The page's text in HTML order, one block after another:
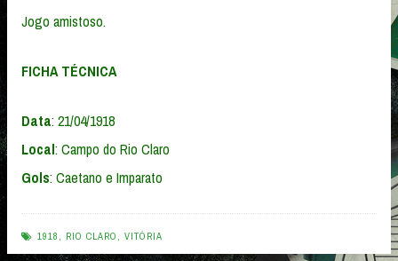
Jogo amistoso.
FICHA TÉCNICA
Data: 21/04/1918
Local: Campo do Rio Claro
Gols: Caetano e Imparato
1918 RIO CLARO VITÓRIA